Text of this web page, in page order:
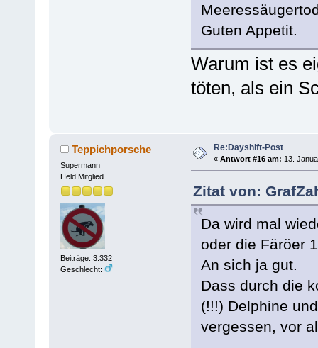
Guten Appetit.
Warum ist es
töten, als ein
Teppichporsche
Supermann
Held Mitglied
Beiträge: 3.332
Geschlecht:
Re:Dayshift-Post
« Antwort #16 am: 13.
Zitat von:
Da wird mal
oder die Färöer
An sich ja gut.
Dass durch die
(!!!) Delphine
vergessen, vor